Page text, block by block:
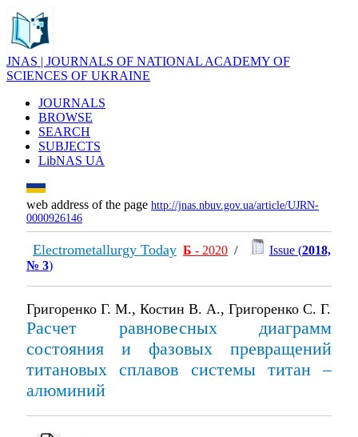
JNAS | JOURNALS OF NATIONAL ACADEMY OF
SCIENCES OF UKRAINE
JOURNALS
BROWSE
SEARCH
SUBJECTS
LibNAS UA
web address of the page http://jnas.nbuv.gov.ua/article/UJRN-
0000926146
Electrometallurgy Today Б - 2020 / Issue (2018,
№ 3)
Григоренко Г. М., Костин В. А., Григоренко С. Г.
Расчет равновесных диаграмм
состояния и фазовых превращений
титановых сплавов системы титан –
алюминий